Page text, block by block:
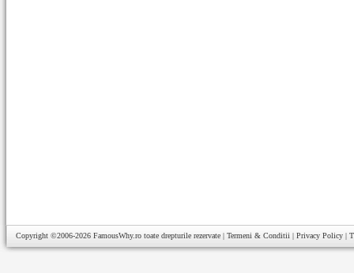
Copyright ©2006-2026 FamousWhy.ro toate drepturile rezervate | Termeni & Conditii | Privacy Policy |